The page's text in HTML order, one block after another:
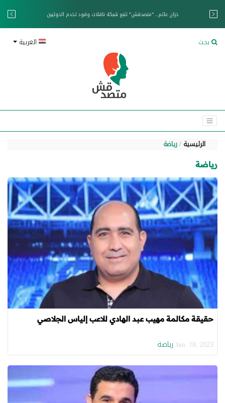
خزان عائم.. "متصدقش" تتبع شبكة ناقلات وقود تخدم الحوثيين
بحث العربية
الرئيسية رياضة
رياضة
حقيقة مكالمة مهيب عبد الهادي للاعب إلياس الجلاصي
Jun. 18, 2023 رياضة